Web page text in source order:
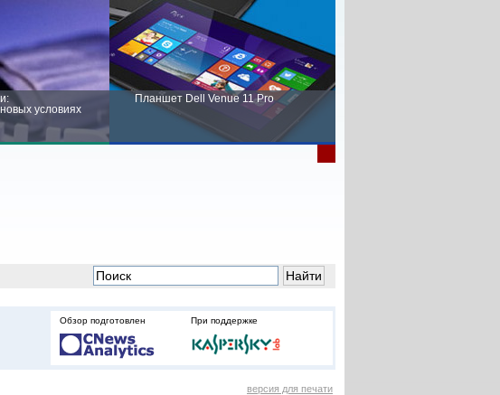
условиях
Планшет Dell Venue 11 Pro
Обзор подготовлен При поддержке
версия для печати